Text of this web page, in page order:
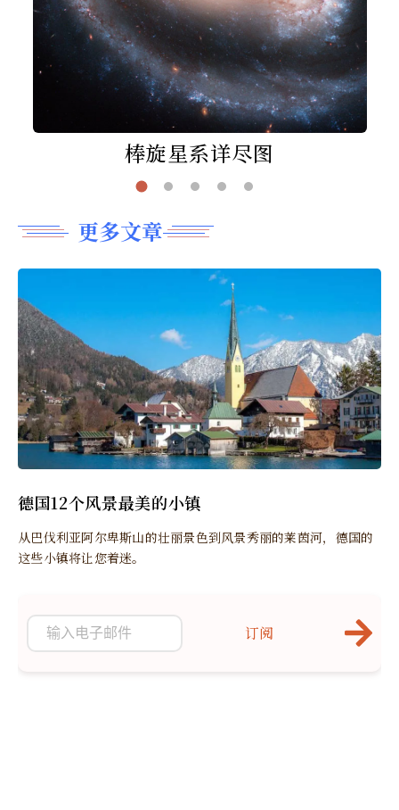
棒旋星系详尽图
更多文章
德国12个风景最美的小镇
从巴伐利亚阿尔卑斯山的壮丽景色到风景秀丽的莱茵河，德国的
这些小镇将让您着迷。
订阅